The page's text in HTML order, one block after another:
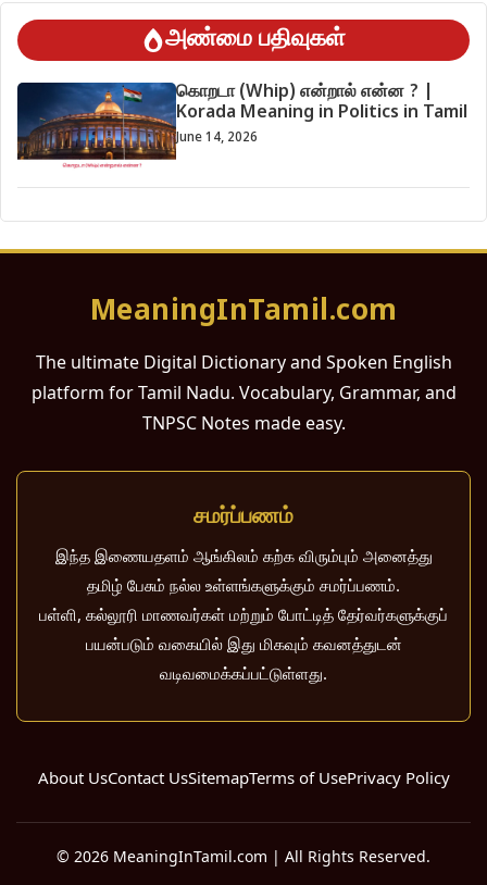
அண்மை பதிவுகள்
கொறடா (Whip) என்றால் என்ன ? |
Korada Meaning in Politics in Tamil
June 14, 2026
MeaningInTamil.com
The ultimate Digital Dictionary and Spoken English
platform for Tamil Nadu. Vocabulary, Grammar, and
TNPSC Notes made easy.
சமர்ப்பணம்
இந்த இணையதளம் ஆங்கிலம் கற்க விரும்பும் அனைத்து
தமிழ் பேசும் நல்ல உள்ளங்களுக்கும் சமர்ப்பணம்.
பள்ளி, கல்லூரி மாணவர்கள் மற்றும் போட்டித் தேர்வர்களுக்குப்
பயன்படும் வகையில் இது மிகவும் கவனத்துடன்
வடிவமைக்கப்பட்டுள்ளது.
About UsContact UsSitemapTerms of UsePrivacy Policy
© 2026 MeaningInTamil.com | All Rights Reserved.